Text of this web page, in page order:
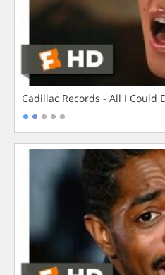
Cadillac Records - All I Could